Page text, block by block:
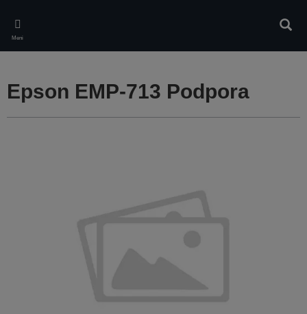
main
content
Meni
Epson EMP-713 Podpora